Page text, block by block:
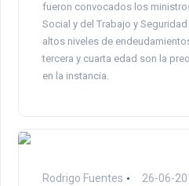
fueron convocados los
Social y del Trabajo y
altos niveles de
tercera y cuarta edad son la
en la instancia.
Rodrigo Fuentes 26-06-